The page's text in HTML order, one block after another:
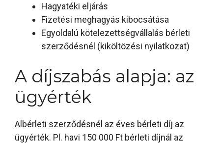
Hagyatéki eljárás
Fizetési meghagyás kibocsátása
Egyoldalú kötelezettségvállalás bérleti
szerződésnél (kiköltözési nyilatkozat)
A díjszabás alapja: az
ügyérték
Albérleti szerződésnél az éves bérleti díj az
ügyérték. Pl. havi 150 000 Ft bérleti díjnál az